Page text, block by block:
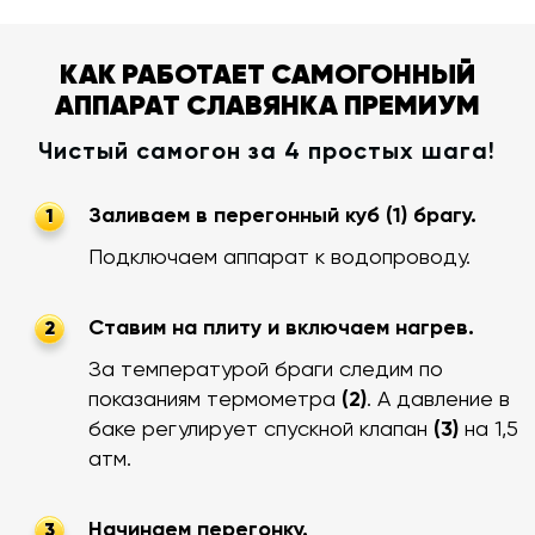
КАК РАБОТАЕТ САМОГОННЫЙ
АППАРАТ СЛАВЯНКА ПРЕМИУМ
Чистый самогон за 4 простых шага!
1
Заливаем в перегонный куб (1) брагу.
Подключаем аппарат к водопроводу.
2
Ставим на плиту и включаем нагрев.
За температурой браги следим по
показаниям термометра (2). А давление в
баке регулирует спускной клапан (3) на 1,5
атм.
Начинаем перегонку.